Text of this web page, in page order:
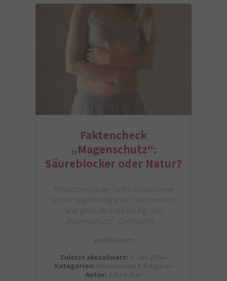
Faktencheck
„Magenschutz“:
Säureblocker oder Natur?
Mindestens jeder fünfte Erwachsene
leidet regelmäßig unter Sodbrennen
und greift deshalb häufig zum
„Magenschutz“: Chemische…
weiterlesen
Zuletzt aktualisiert: 3. Juni 2026 •
Kategorien: Beschwerden & Ratgeber •
Autor: Jutta Kalian